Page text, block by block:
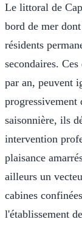
Le littoral de
bord de mer
résidents
secondaires.
par an, peuvent
progressivement
saisonnière, ils
intervention
plaisance
ailleurs un
cabines
l'établissement